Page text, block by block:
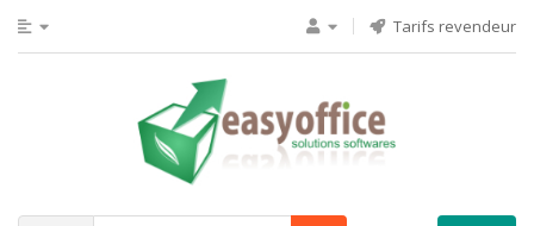
Tarifs revendeur